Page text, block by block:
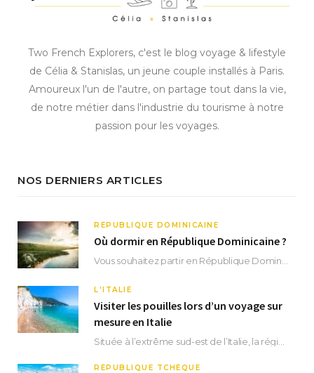
Two French Explorers, c'est le blog voyage & lifestyle
de Célia & Stanislas, un jeune couple installés à Paris.
Amoureux l'un de l'autre, on partage tout dans la vie,
de notre métier dans l'industrie du tourisme à notre
passion pour les voyages.
NOS DERNIERS ARTICLES
RÉPUBLIQUE DOMINICAINE
Où dormir en République Dominicaine ?
L'ITALIE
Visiter les pouilles lors d’un voyage sur
mesure en Italie
RÉPUBLIQUE TCHÈQUE